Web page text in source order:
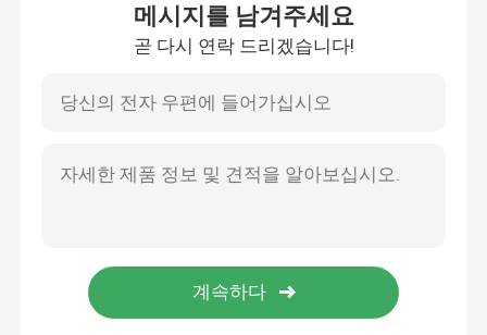
인용 을 요청 하십시오
메시지를 남겨주세요
곧 다시 연락 드리겠습니다!